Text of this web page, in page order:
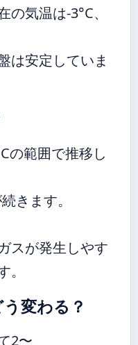
気温は-3°C、
は安定していま
の範囲で推移し
きます。
スが発生しやす
変わる？
2〜